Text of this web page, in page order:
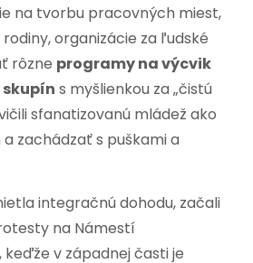
na tvorbu pracovných miest,
organizácie za ľudské
rôzne programy na výcvik
s myšlienkou za „čistú
sfanatizovanú mládež ako
zachádzať s puškami a
integračnú dohodu, začali
na Námestí
v západnej časti je